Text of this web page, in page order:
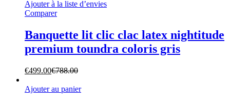
Ajouter à la liste d’envies
Comparer
Banquette lit clic clac latex nightitude
premium toundra coloris gris
€499.00€788.00
Ajouter au panier